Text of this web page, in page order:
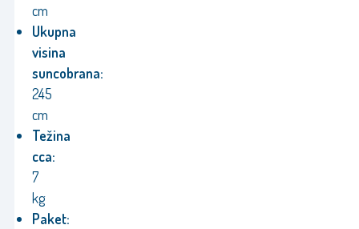
cm
Ukupna
visina
suncobrana:
245
cm
Težina
cca:
7
kg
Paket: